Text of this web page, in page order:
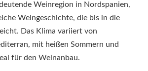
Weinregion in Nordspanien,
Weingeschichte, die bis in die
Das Klima variiert von
mit heißen Sommern und
für den Weinanbau.